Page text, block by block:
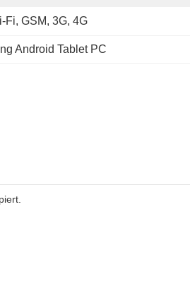
Fi, GSM, 3G, 4G
Android Tablet PC